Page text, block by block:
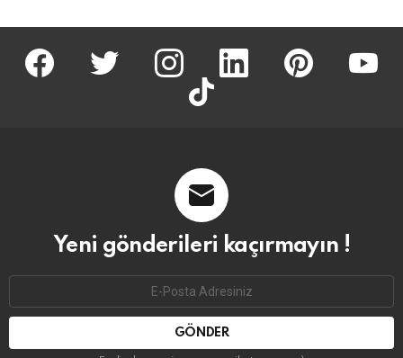
facebook twitter İnstagram linkedin pinterest
tiktok
Yeni gönderileri kaçırmayın !